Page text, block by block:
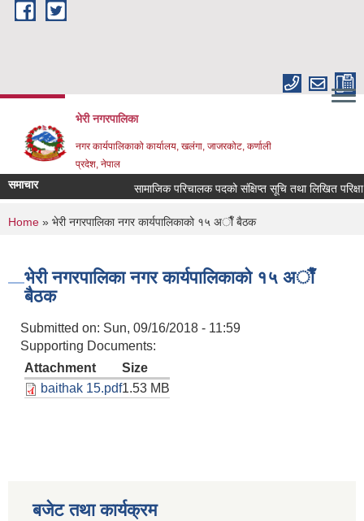
Skip to main content
भेरी नगरपालिका
नगर कार्यपालिकाको कार्यालय, खलंगा, जाजरकोट, कर्णाली
प्रदेश, नेपाल
समाचार सामाजिक परिचालक पदको संक्षिप्त सूचि तथा लिखित परिक्षा
You are here
Home » भेरी नगरपालिका नगर कार्यपालिकाको १५ अाैँ बैठक
भेरी नगरपालिका नगर कार्यपालिकाको १५ अाैँ
बैठक
Submitted on: Sun, 09/16/2018 - 11:59
Supporting Documents:
Attachment
Size
baithak 15.pdf1.53 MB
बजेट तथा कार्यक्रम